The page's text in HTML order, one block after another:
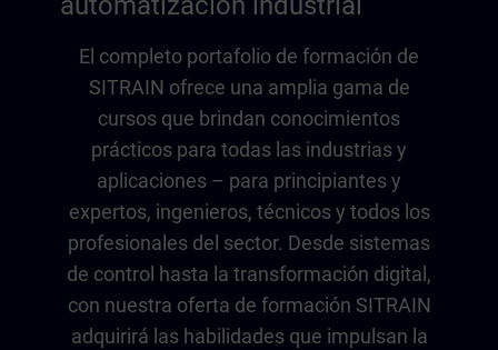
El completo portafolio de formación de
SITRAIN ofrece una amplia gama de
cursos que brindan conocimientos
prácticos para todas las industrias y
aplicaciones – para principiantes y
expertos, ingenieros, técnicos y todos los
profesionales del sector. Desde sistemas
de control hasta la transformación digital,
con nuestra oferta de formación SITRAIN
adquirirá las habilidades que impulsan la